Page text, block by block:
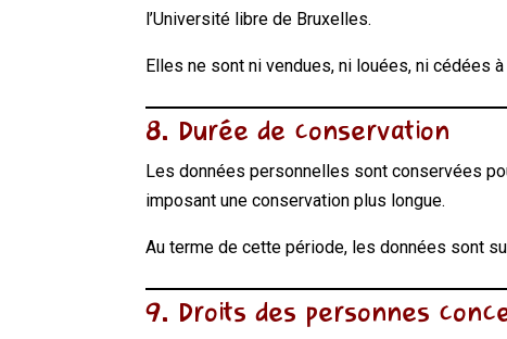
l’Université libre de Bruxelles.
Elles ne sont ni vendues, ni louées, ni cédées
8. Durée de conservation
Les données personnelles sont conservées
imposant une conservation plus longue.
Au terme de cette période, les données sont
9. Droits des personnes